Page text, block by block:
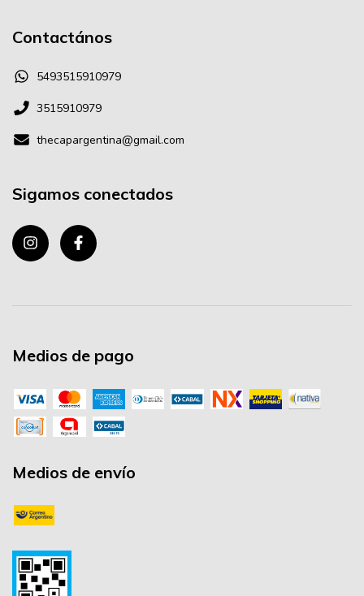
Contactános
5493515910979
3515910979
thecapargentina@gmail.com
Sigamos conectados
Medios de pago
Medios de envío